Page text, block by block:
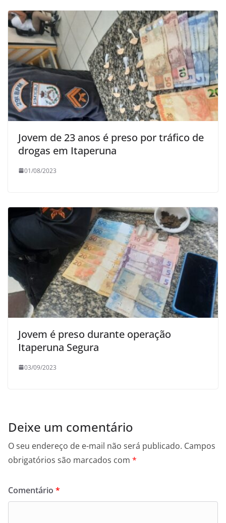
Jovem de 23 anos é preso por tráfico de
drogas em Itaperuna
01/08/2023
Jovem é preso durante operação
Itaperuna Segura
03/09/2023
Deixe um comentário
O seu endereço de e-mail não será publicado. Campos
obrigatórios são marcados com *
Comentário *